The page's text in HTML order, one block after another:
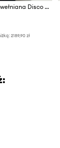
Marcelo Burlon bluza bawełniana Disco God
2189,90 zł